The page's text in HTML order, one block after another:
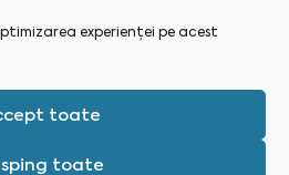
experienței pe acest
toate
toate